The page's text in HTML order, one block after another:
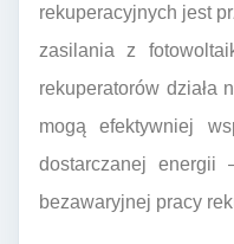
rekuperacyjnych jest
zasilania z
rekuperatorów działa
mogą efektywniej
dostarczanej energii
bezawaryjnej pracy